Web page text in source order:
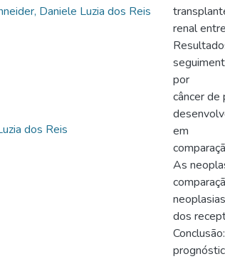
Daniele Luzia dos Reis
dos Reis
renal
por
câncer
em
As
dos